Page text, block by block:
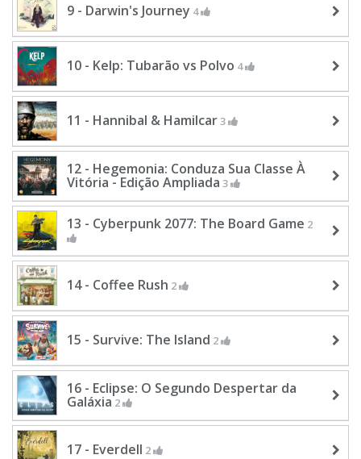
9 - Darwin's Journey 4
10 - Kelp: Tubarão vs Polvo 4
11 - Hannibal & Hamilcar3
12 - Hegemonia: Conduza Sua Classe À
Vitória - Edição Ampliada 3
13 - Cyberpunk 2077: The Board Game 2
14 - Coffee Rush 2
15 - Survive: The Island 2
16 - Eclipse: O Segundo Despertar da
Galáxia 2
17 - Everdell 2